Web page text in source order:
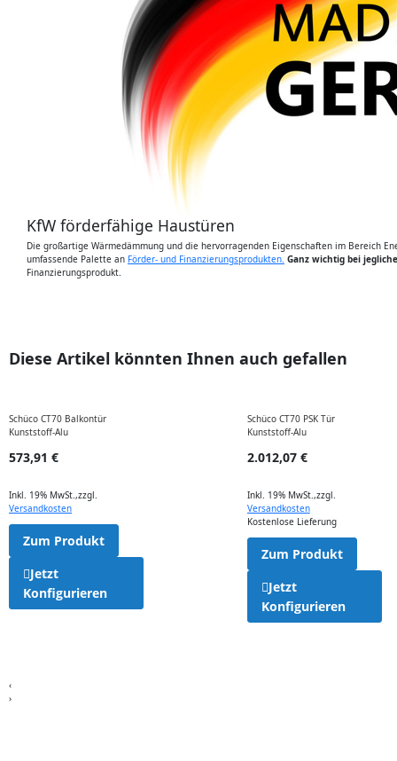
KfW förderfähige Haustüren
Die großartige Wärmedämmung und die hervorragenden Eigenschaften im Bereich
umfassende Palette an Förder- und Finanzierungsprodukten. Ganz wichtig bei
Finanzierungsprodukt.
Diese Artikel könnten Ihnen auch gefallen
Schüco CT70 Balkontür
Kunststoff-Alu
573,91 €
Inkl. 19% MwSt. ,zzgl.
Versandkosten
Zum Produkt
Jetzt
Konfigurieren
Schüco CT70 PSK Tür
Kunststoff-Alu
2.012,07 €
Inkl. 19% MwSt. ,zzgl.
Versandkosten
Kostenlose Lieferung
Zum Produkt
Jetzt
Konfigurieren
‹
›